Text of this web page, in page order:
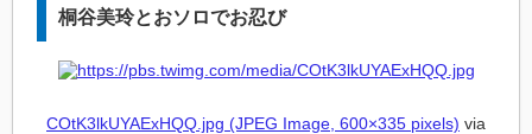
桐谷美玲とおソロでお忍び
COtK3lkUYAExHQQ.jpg (JPEG Image, 600×335 pixels) via